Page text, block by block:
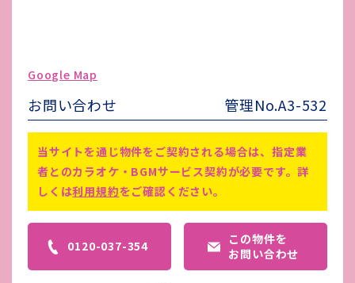
備考 仲介手数料賃料1ヵ月分+消費税
Google Map
お問い合わせ 管理No.A3-532
当サイトを通じ物件をご契約される場合は、指定業
者とのカラオケ・BGMサービス契約が必要です。詳
しくは利用規約をご確認ください。
0120-037-354
この物件を
お問い合わせ